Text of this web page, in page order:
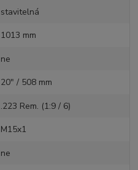
stavitelná
1013 mm
ne
20" / 508 mm
.223 Rem. (1:9 / 6)
M15x1
ne